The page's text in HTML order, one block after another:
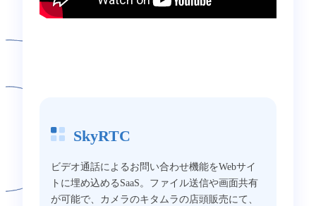
SkyRTC
ビデオ通話によるお問い合わせ機能をWebサイ
トに埋め込めるSaaS。ファイル送信や画面共有
が可能で、カメラのキタムラの店頭販売にて、